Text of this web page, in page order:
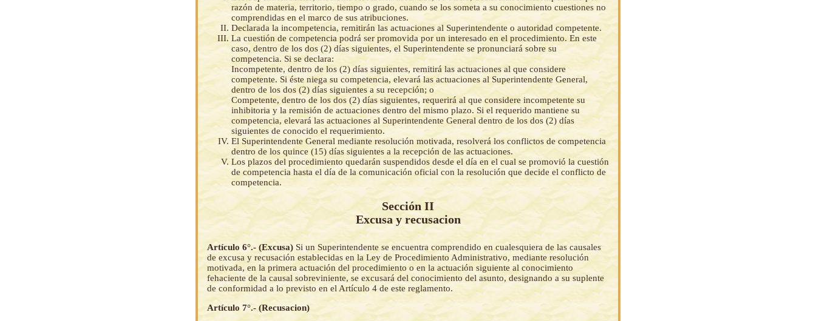
razón de materia, territorio, tiempo o grado, cuando se los someta a su conocimiento cuestiones no
comprendidas en el marco de sus atribuciones.
Declarada la incompetencia, remitirán las actuaciones al Superintendente o autoridad competente.
La cuestión de competencia podrá ser promovida por un interesado en el procedimiento. En este
caso, dentro de los dos (2) días siguientes, el Superintendente se pronunciará sobre su
competencia. Si se declara:
Incompetente, dentro de los (2) días siguientes, remitirá las actuaciones al que considere
competente. Si éste niega su competencia, elevará las actuaciones al Superintendente General,
dentro de los dos (2) días siguientes a su recepción; o
Competente, dentro de los dos (2) días siguientes, requerirá al que considere incompetente su
inhibitoria y la remisión de actuaciones dentro del mismo plazo. Si el requerido mantiene su
competencia, elevará las actuaciones al Superintendente General dentro de los dos (2) días
siguientes de conocido el requerimiento.
El Superintendente General mediante resolución motivada, resolverá los conflictos de competencia
dentro de los quince (15) días siguientes a la recepción de las actuaciones.
Los plazos del procedimiento quedarán suspendidos desde el día en el cual se promovió la cuestión
de competencia hasta el día de la comunicación oficial con la resolución que decide el conflicto de
competencia.
Sección II
Excusa y recusacion
Artículo 6°.- (Excusa) Si un Superintendente se encuentra comprendido en cualesquiera de las causales
de excusa y recusación establecidas en la Ley de Procedimiento Administrativo, mediante resolución
motivada, en la primera actuación del procedimiento o en la actuación siguiente al conocimiento
fehaciente de la causal sobreviniente, se excusará del conocimiento del asunto, designando a su suplente
de conformidad a lo previsto en el Artículo 4 de este reglamento.
Artículo 7°.- (Recusacion)